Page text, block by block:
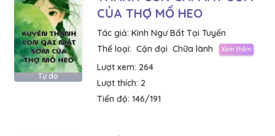
Tự do
CỦA THỢ MỔ HEO
Tác giả: Kình Ngư Bất Tại Tuyến
Thể loại: Cận đại Chữa lành
Lượt xem: 264
Lượt thích: 2
Tiến độ: 146/191